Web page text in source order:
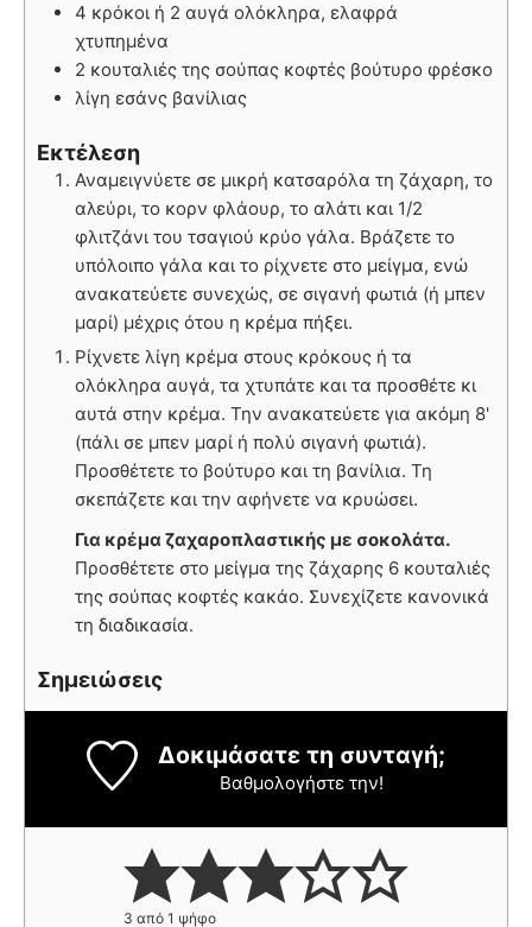
4 κρόκοι ή 2 αυγά ολόκληρα, ελαφρά
χτυπημένα
2 κουταλιές της σούπας κοφτές βούτυρο φρέσκο
λίγη εσάνς βανίλιας
Εκτέλεση
Αναμειγνύετε σε μικρή κατσαρόλα τη ζάχαρη, το
αλεύρι, το κορν φλάουρ, το αλάτι και 1/2
φλιτζάνι του τσαγιού κρύο γάλα. Βράζετε το
υπόλοιπο γάλα και το ρίχνετε στο μείγμα, ενώ
ανακατεύετε συνεχώς, σε σιγανή φωτιά (ή μπεν
μαρί) μέχρις ότου η κρέμα πήξει.
Ρίχνετε λίγη κρέμα στους κρόκους ή τα
ολόκληρα αυγά, τα χτυπάτε και τα προσθέτε κι
αυτά στην κρέμα. Την ανακατεύετε για ακόμη 8'
(πάλι σε μπεν μαρί ή πολύ σιγανή φωτιά).
Προσθέτετε το βούτυρο και τη βανίλια. Τη
σκεπάζετε και την αφήνετε να κρυώσει.
Για κρέμα ζαχαροπλαστικής με σοκολάτα.
Προσθέτετε στο μείγμα της ζάχαρης 6 κουταλιές
της σούπας κοφτές κακάο. Συνεχίζετε κανονικά
τη διαδικασία.
Σημειώσεις
Δοκιμάσατε τη συνταγή;
Βαθμολογήστε την!
3 από 1 ψήφο